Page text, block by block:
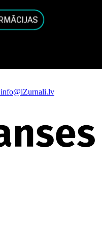
info@iZurnali.lv